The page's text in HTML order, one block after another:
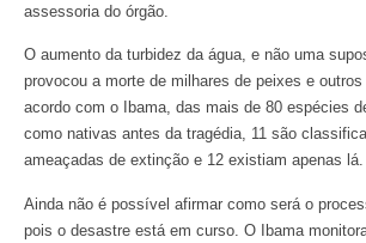
assessoria do órgão.
O aumento da turbidez da água, e não uma
provocou a morte de milhares de peixes e
acordo com o Ibama, das mais de 80 espécies
como nativas antes da tragédia, 11 são
ameaçadas de extinção e 12 existiam apenas lá.
Ainda não é possível afirmar como será o
pois o desastre está em curso. O Ibama